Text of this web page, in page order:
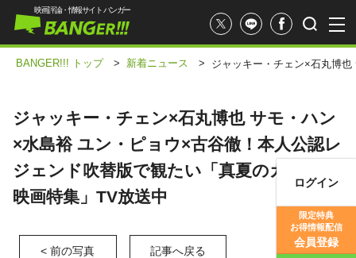
映画記事
映画評価
映画評論・情報サイト バンガー
ログイン
限定特典
お得情報配信
会員登録
BANGER!!! トップ > 新着ニュース > ジャッキー・チェン×石丸博
ジャッキー・チェン×石丸博也 サモ・ハン
×水島裕 ユン・ピョウ×古谷徹！本人公認レ
ジェンド吹替版で観たい「真夏のカンフー
映画特集」TV放送中
< 前の写真 記事へ戻る